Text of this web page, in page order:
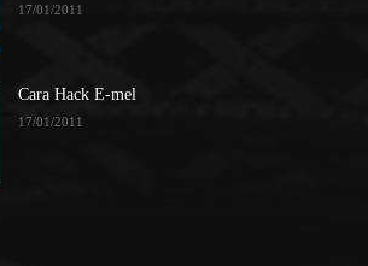
17/01/2011
Cara Hack E-mel
17/01/2011